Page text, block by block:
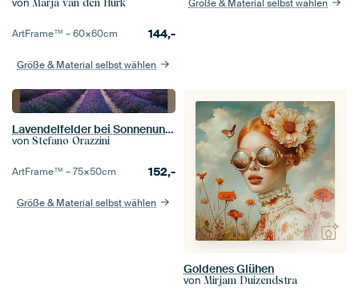
Marja van den Hurk
ArtFrame™ –60×60cm 144,-
Größe & Material selbst wählen
Größe & Material selbst wählen
Lavendelfelder bei Sonnenuntergang. Valensole, Frankreich
von Stefano Orazzini
ArtFrame™ –75×50cm 152,-
Größe & Material selbst wählen
Goldenes Glühen
von Mirjam Duizendstra